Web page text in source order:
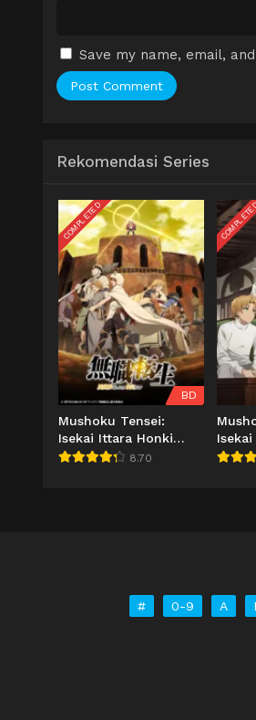
Save my name, email,
Rekomendasi Series
COMPLETED
BD
Mushoku Tensei:
Isekai Ittara Honki
Dasu Part 28.70
Dasu
# 0-9 A